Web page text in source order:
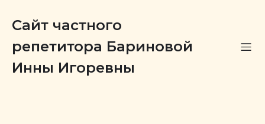
Сайт частного
репетитора Бариновой
Инны Игоревны